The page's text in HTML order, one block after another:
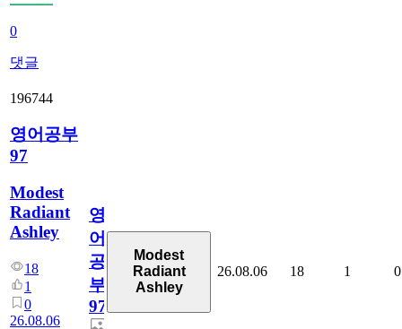
0
댓글
196744
영어공부
97
Modest
Radiant
Ashley
18
1
0
26.08.06
영
어
공
부
97
Modest
Radiant
Ashley
26.08.06 18 1 0